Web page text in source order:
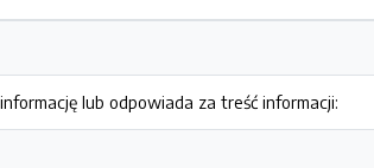
lub odpowiada za treść informacji: